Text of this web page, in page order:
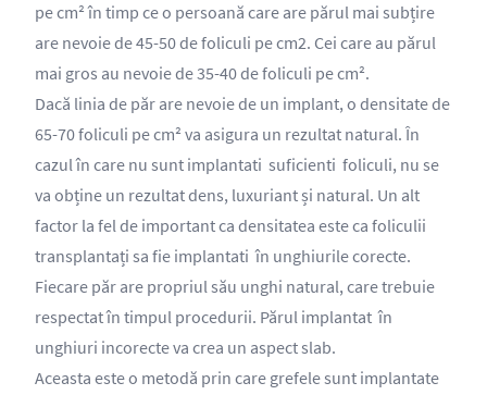
pe cm² în timp ce o persoană care are părul mai subțire
are nevoie de 45-50 de foliculi pe cm2. Cei care au părul
mai gros au nevoie de 35-40 de foliculi pe cm².
Dacă linia de păr are nevoie de un implant, o densitate de
65-70 foliculi pe cm² va asigura un rezultat natural. În
cazul în care nu sunt implantati suficienti foliculi, nu se
va obține un rezultat dens, luxuriant și natural. Un alt
factor la fel de important ca densitatea este ca foliculii
transplantați sa fie implantati în unghiurile corecte.
Fiecare păr are propriul său unghi natural, care trebuie
respectat în timpul procedurii. Părul implantat în
unghiuri incorecte va crea un aspect slab.
Aceasta este o metodă prin care grefele sunt implantate